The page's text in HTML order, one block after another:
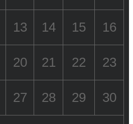
13 14 15 16
20 21 22 23
27 28 29 30